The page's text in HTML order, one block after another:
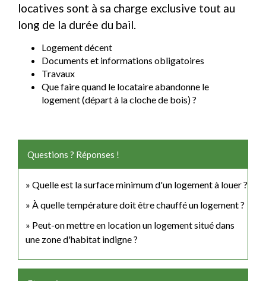
locatives sont à sa charge exclusive tout au
long de la durée du bail.
Logement décent
Documents et informations obligatoires
Travaux
Que faire quand le locataire abandonne le
logement (départ à la cloche de bois) ?
Questions ? Réponses !
Quelle est la surface minimum d'un logement à louer ?
À quelle température doit être chauffé un logement ?
Peut-on mettre en location un logement situé dans
une zone d'habitat indigne ?